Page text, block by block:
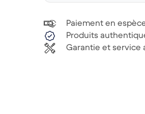
Paiement en
Produits
Garantie et service